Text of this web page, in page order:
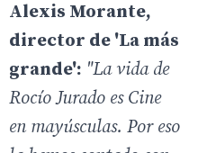
Alexis Morante,
director de 'La más
grande': "La vida de
Rocío Jurado es Cine
en mayúsculas. Por eso